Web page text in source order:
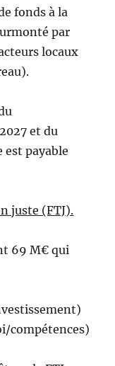
fonds à la
par
locaux
et du
est payable
juste (FTJ).
69 M€ qui
compétences)